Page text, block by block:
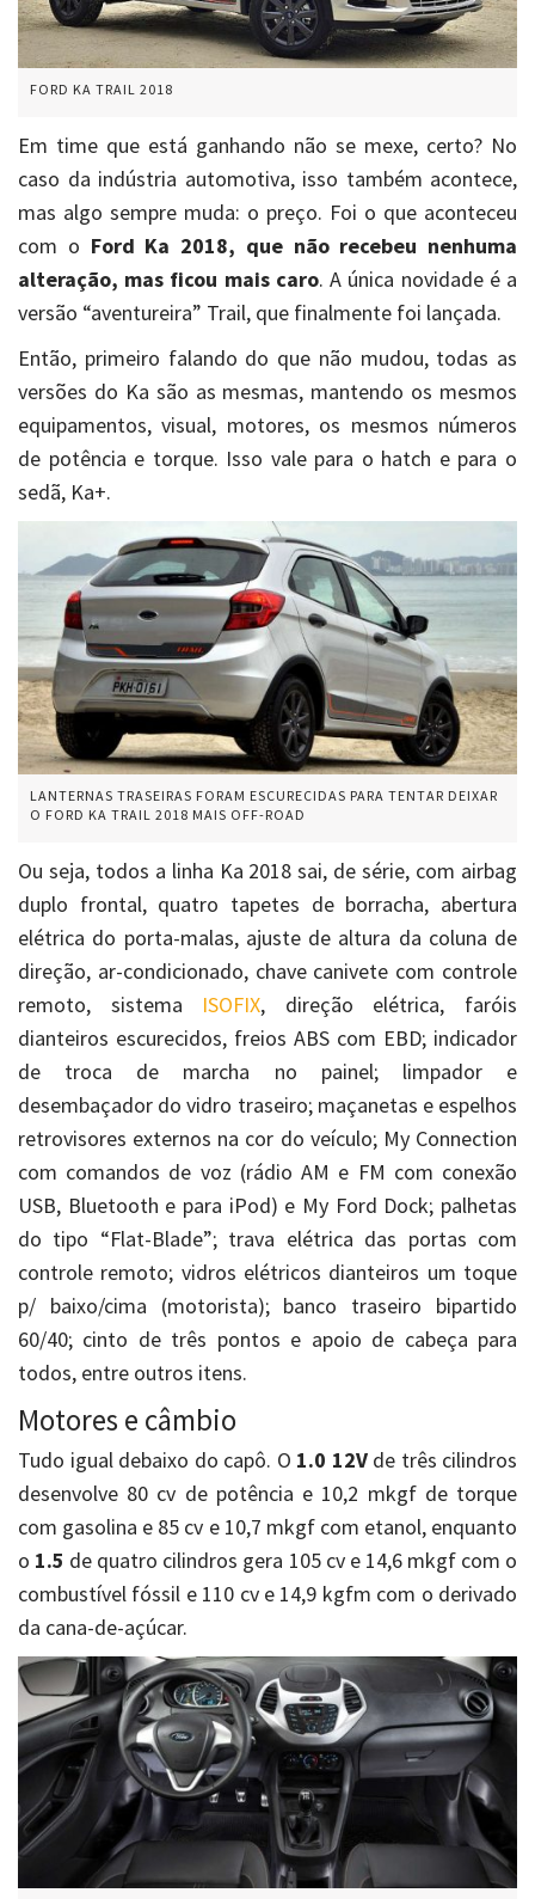
FORD KA TRAIL 2018
Em time que está ganhando não se mexe, certo? No
caso da indústria automotiva, isso também acontece,
mas algo sempre muda: o preço. Foi o que aconteceu
com o Ford Ka 2018, que não recebeu nenhuma
alteração, mas ficou mais caro. A única novidade é a
versão “aventureira” Trail, que finalmente foi lançada.
Então, primeiro falando do que não mudou, todas as
versões do Ka são as mesmas, mantendo os mesmos
equipamentos, visual, motores, os mesmos números
de potência e torque. Isso vale para o hatch e para o
sedã, Ka+.
LANTERNAS TRASEIRAS FORAM ESCURECIDAS PARA TENTAR DEIXAR
O FORD KA TRAIL 2018 MAIS OFF-ROAD
Ou seja, todos a linha Ka 2018 sai, de série, com airbag
duplo frontal, quatro tapetes de borracha, abertura
elétrica do porta-malas, ajuste de altura da coluna de
direção, ar-condicionado, chave canivete com controle
remoto, sistema ISOFIX, direção elétrica, faróis
dianteiros escurecidos, freios ABS com EBD; indicador
de troca de marcha no painel; limpador e
desembaçador do vidro traseiro; maçanetas e espelhos
retrovisores externos na cor do veículo; My Connection
com comandos de voz (rádio AM e FM com conexão
USB, Bluetooth e para iPod) e My Ford Dock; palhetas
do tipo “Flat-Blade”; trava elétrica das portas com
controle remoto; vidros elétricos dianteiros um toque
p/ baixo/cima (motorista); banco traseiro bipartido
60/40; cinto de três pontos e apoio de cabeça para
todos, entre outros itens.
Motores e câmbio
Tudo igual debaixo do capô. O 1.0 12Vde três cilindros
desenvolve 80 cv de potência e 10,2 mkgf de torque
com gasolina e 85 cv e 10,7 mkgf com etanol, enquanto
o 1.5 de quatro cilindros gera 105 cv e 14,6 mkgf com o
combustível fóssil e 110 cv e 14,9 kgfm com o derivado
da cana-de-açúcar.